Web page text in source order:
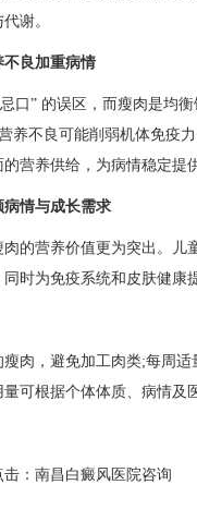
谢。​
良加重病情​
” 的误区，而瘦肉是均衡
不良可能削弱机体免疫力
营养供给，为病情稳定提
情与成长需求​
营养价值更为突出。儿
时为免疫系统和皮肤健康
，避免加工肉类;每周适
可根据个体体质、病情
： 南昌白癜风医院咨询